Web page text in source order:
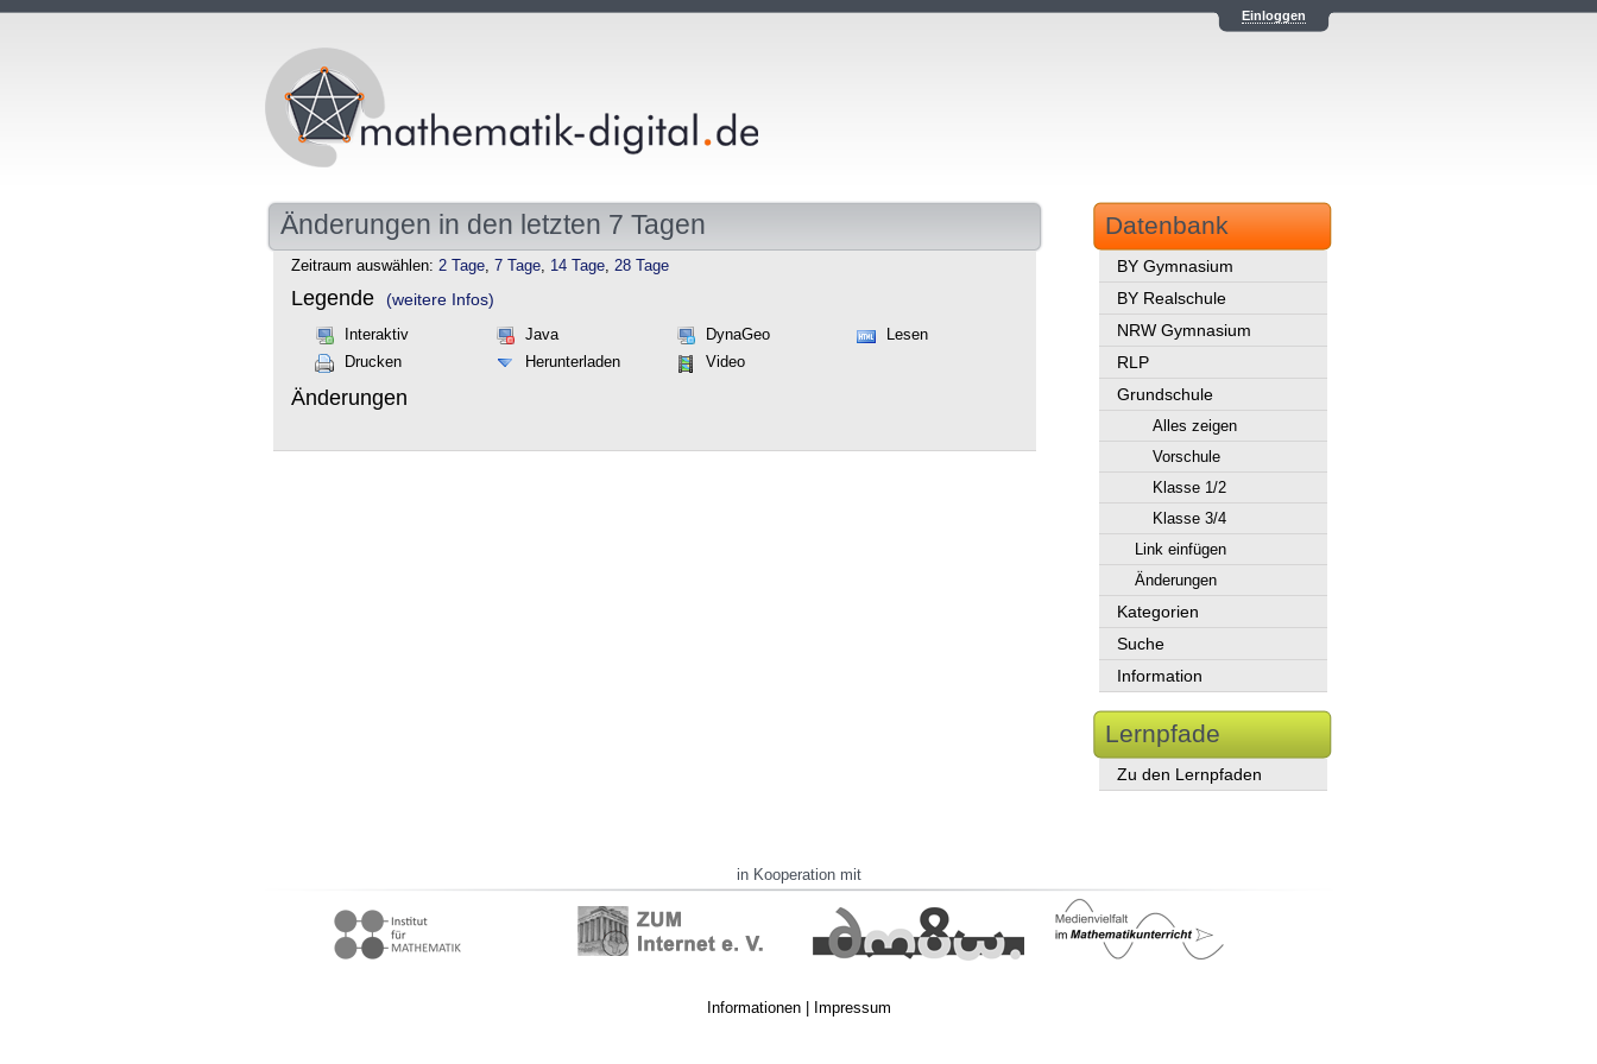
Einloggen
Änderungen in den letzten 7 Tagen
Zeitraum auswählen: 2 Tage, 7 Tage, 14 Tage, 28 Tage
Legende (weitere Infos)
Interaktiv Java DynaGeo
Lesen
Drucken
Herunterladen Video
Änderungen
Datenbank
BY Gymnasium
BY Realschule
NRW Gymnasium
RLP
Grundschule
Alles zeigen
Vorschule
Klasse 1/2
Klasse 3/4
Link einfügen
Änderungen
Kategorien
Suche
Information
Lernpfade
Zu den Lernpfaden
in Kooperation mit
Informationen| Impressum